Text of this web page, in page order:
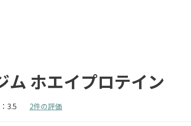
を完全リセッ
ム ホエイプロテイン
3.5 2件の評価